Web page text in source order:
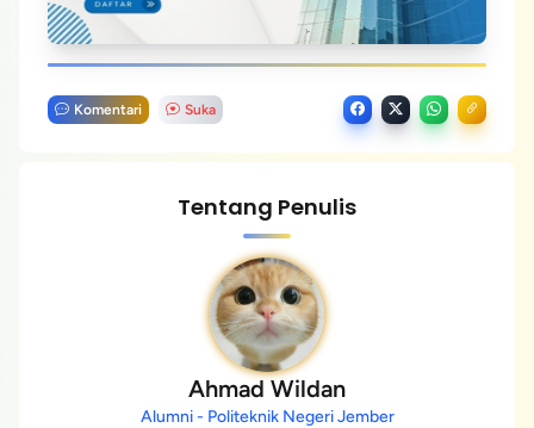
Komentari Suka
Tentang Penulis
Ahmad Wildan
Alumni - Politeknik Negeri Jember